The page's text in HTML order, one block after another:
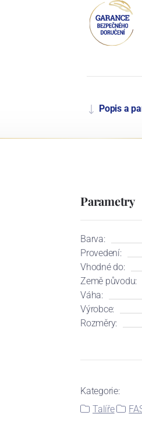
Popis a
Parametry
Barva:
Provedení:
Vhodné do:
Země původu:
Váha:
Výrobce:
Rozměry:
Kategorie:
Talíře